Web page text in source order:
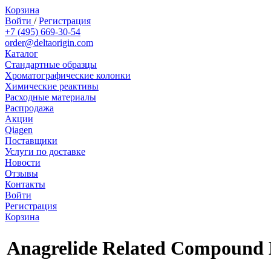
Корзина
Войти /Регистрация
+7 (495) 669-30-54
order@deltaorigin.com
Каталог
Стандартные образцы
Хроматографические колонки
Химические реактивы
Расходные материалы
Распродажа
Акции
Qiagen
Поставщики
Услуги по доставке
Новости
Отзывы
Контакты
Войти
Регистрация
Корзина
Anagrelide Related Compound